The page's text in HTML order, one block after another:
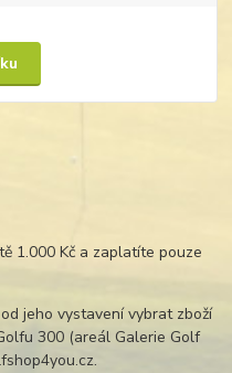
1.000 Kč a zaplatíte pouze
jeho vystavení vybrat zboží
300 (areál Galerie Golf